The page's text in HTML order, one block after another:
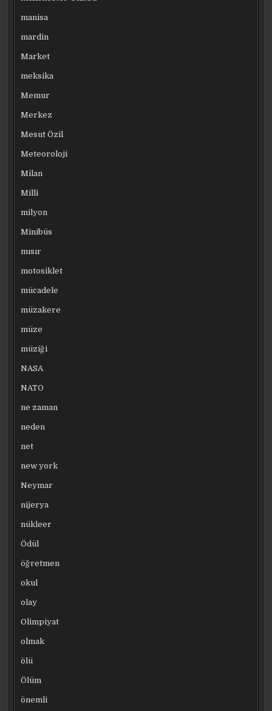
manisa
mardin
Market
meksika
Memur
Merkez
Mesut Özil
Meteoroloji
Milan
Milli
milyon
Minibüs
mısır
motosiklet
mücadele
müzakere
müze
müziği
NASA
NATO
ne zaman
neden
net
new york
Neymar
nijerya
nükleer
Ödül
öğretmen
okul
olay
Olimpiyat
olmak
ölü
Ölüm
önemli